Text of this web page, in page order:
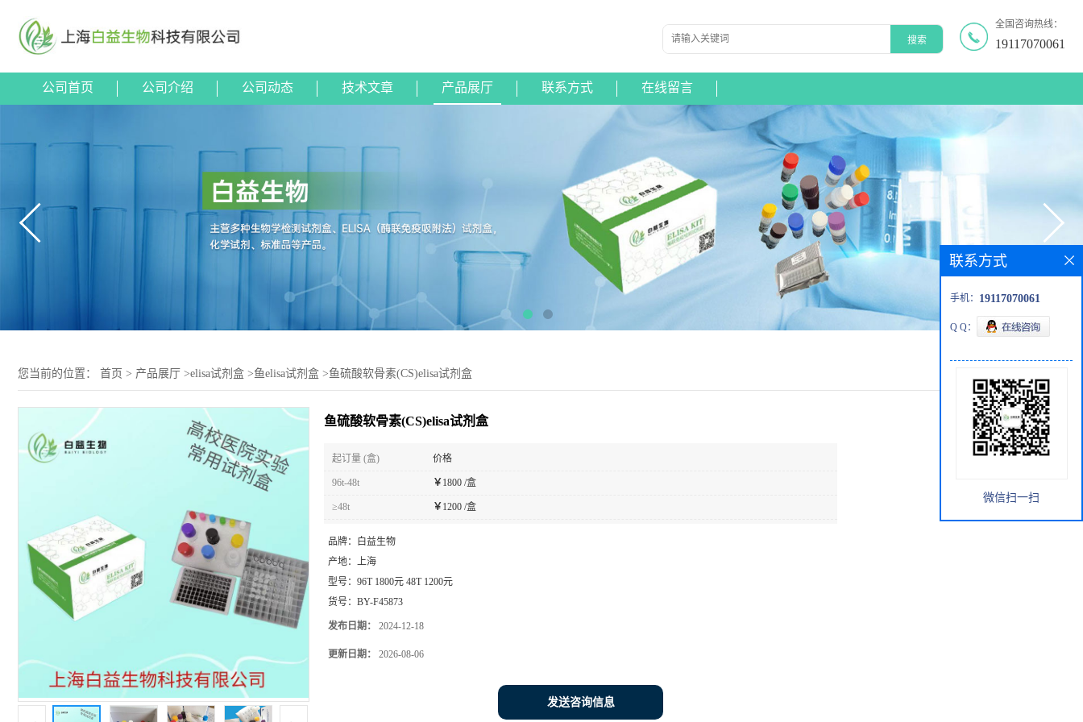
全国咨询热线：
19117070061
公司首页 公司介绍 公司动态 技术文章 产品展厅 联系方式 在线留言
您当前的位置： 首页 > 产品展厅 >elisa试剂盒 >鱼elisa试剂盒 >鱼硫酸软骨素(CS)elisa试剂盒
鱼硫酸软骨素(CS)elisa试剂盒
起订量 (盒) 价格
96t-48t ￥ 1800 /盒
≥48t ￥ 1200 /盒
品牌：
白益生物
产地： 上海
型号： 96T 1800元 48T 1200元
货号： BY-F45873
发布日期： 2024-12-18
更新日期： 2026-08-06
发送咨询信息
联系方式
手机： 19117070061
Q Q：
微信扫一扫